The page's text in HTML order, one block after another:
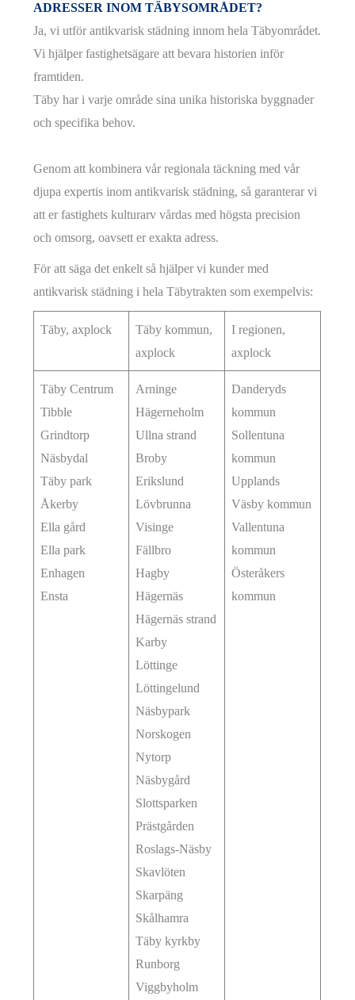
ADRESSER INOM TÄBYSOMRÅDET?
Ja, vi utför antikvarisk städning innom hela Täbyområdet.
Vi hjälper fastighetsägare att bevara historien inför
framtiden.
Täby har i varje område sina unika historiska byggnader
och specifika behov.
Genom att kombinera vår regionala täckning med vår
djupa expertis inom antikvarisk städning, så garanterar vi
att er fastighets kulturarv vårdas med högsta precision
och omsorg, oavsett er exakta adress.
För att säga det enkelt så hjälper vi kunder med
antikvarisk städning i hela Täbytrakten som exempelvis:
Täby, axplock
Täby kommun,
axplock
I regionen,
axplock
Täby Centrum
Tibble
Grindtorp
Näsbydal
Täby park
Åkerby
Ella gård
Ella park
Enhagen
Ensta
Arninge
Hägerneholm
Ullna strand
Broby
Erikslund
Lövbrunna
Visinge
Fällbro
Hagby
Hägernäs
Hägernäs strand
Karby
Löttinge
Löttingelund
Näsbypark
Norskogen
Nytorp
Näsbygård
Slottsparken
Prästgården
Roslags-Näsby
Skavlöten
Skarpäng
Skålhamra
Täby kyrkby
Runborg
Viggbyholm
Danderyds
kommun
Sollentuna
kommun
Upplands
Väsby kommun
Vallentuna
kommun
Österåkers
kommun